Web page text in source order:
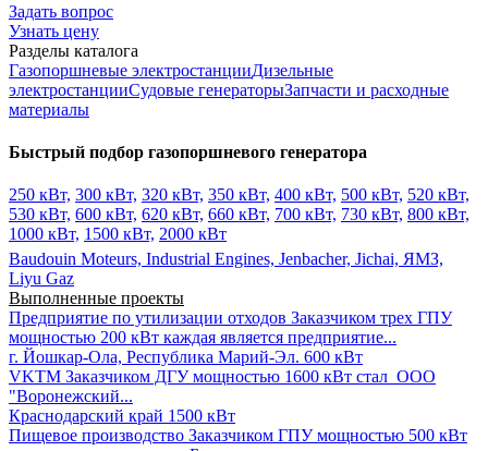
Задать вопрос
Узнать цену
Разделы каталога
Газопоршневые электростанцииДизельные
электростанцииСудовые генераторыЗапчасти и расходные
материалы
Быстрый подбор газопоршневого генератора
250 кВт, 300 кВт, 320 кВт, 350 кВт, 400 кВт, 500 кВт, 520 кВт,
530 кВт, 600 кВт, 620 кВт, 660 кВт, 700 кВт, 730 кВт, 800 кВт,
1000 кВт, 1500 кВт, 2000 кВт
Baudouin Moteurs, Industrial Engines, Jenbacher, Jichai, ЯМЗ,
Liyu Gaz
Выполненные проекты
Предприятие по утилизации отходов Заказчиком трех ГПУ
мощностью 200 кВт каждая является предприятие...
г. Йошкар-Ола, Республика Марий-Эл. 600 кВт
VKTM Заказчиком ДГУ мощностью 1600 кВт стал ООО
"Воронежский...
Краснодарский край 1500 кВт
Пищевое производство Заказчиком ГПУ мощностью 500 кВт